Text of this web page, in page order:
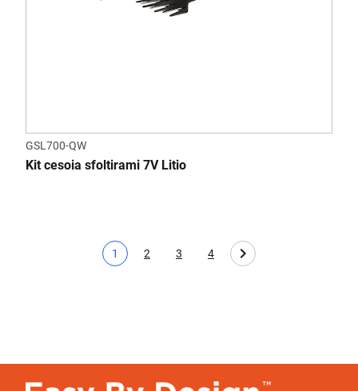
GSL700-QW
Kit cesoia sfoltirami 7V Litio
Pagina corrente
1
Page
2
Page
3
Page
4